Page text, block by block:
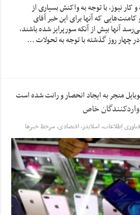
نیوز، با توجه به واکنش بسیاری از
که آنها برای این خبر آقای
آنها بیش از آنکه سورپرایز شده باشند،
چهار روز گذشته با توجه به تحولات …
منجر به ایجاد انحصار و رانت شده است
خاص
اطلاعات,اسلایدر,اقتصادی,سرخط خبرها